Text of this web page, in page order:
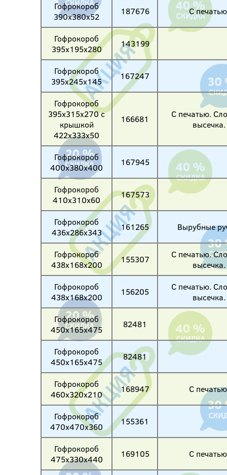
Гофрокороб
390х380х52
187676 С
Гофрокороб
395х195х280
143199
Гофрокороб
395х245х145
167247
Гофрокороб
395х315х270 с
крышкой
422х333х50
166681
С печатью.
высечка.
Гофрокороб
400х380х400
167945
Гофрокороб
410х310х60
167573
Гофрокороб
436х286х343
161265 Вырубные
Гофрокороб
438х168х200
155307
С печатью.
высечка.
Гофрокороб
438х168х200
156205
С печатью.
высечка.
Гофрокороб
450х165х475
82481
Гофрокороб
450х165х475
82481
Гофрокороб
460х320х210
168947 С
Гофрокороб
470х470х360
155361
Гофрокороб
475х330х440
169105 С